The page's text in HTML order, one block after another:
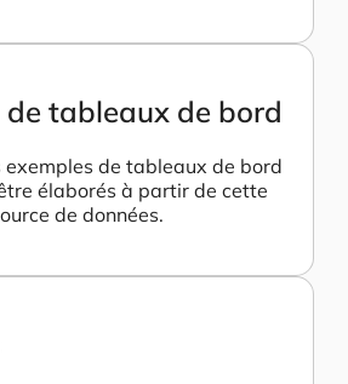
de tableaux de bord
exemples de tableaux de bord
élaborés à partir de cette
de données.